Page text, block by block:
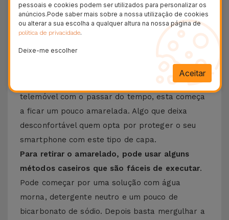
Max, sem esquecer os novosiPhone 16ou
iPhone 17.
Como tirar o amarelado da capa
Quando se usa uma capa transparente num
telemóvel com o passar do tempo, esta começa
a ficar um pouco amarelada. Algo que deixa
desconfortável quem opta por proteger o seu
smartphone com este tipo de capa.
Para retirar o amarelado, pode usar alguns
métodos caseiros que são fáceis de executar.
Pode começar por uma solução com água
morna, detergente neutro e um pouco de
bicarbonato de sódio. Depois basta mergulhar a
pessoais e cookies podem ser utilizados para personalizar os
anúncios.Pode saber mais sobre a nossa utilização de cookies
ou alterar a sua escolha a qualquer altura na nossa página de
política de privacidade.
Deixe-me escolher
Aceitar